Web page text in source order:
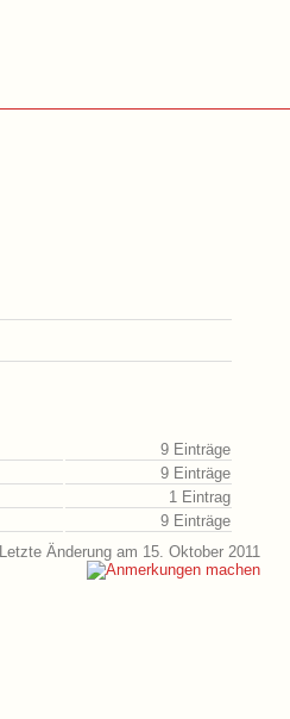
9 Einträge
9 Einträge
1 Eintrag
9 Einträge
Letzte Änderung am 15. Oktober 2011